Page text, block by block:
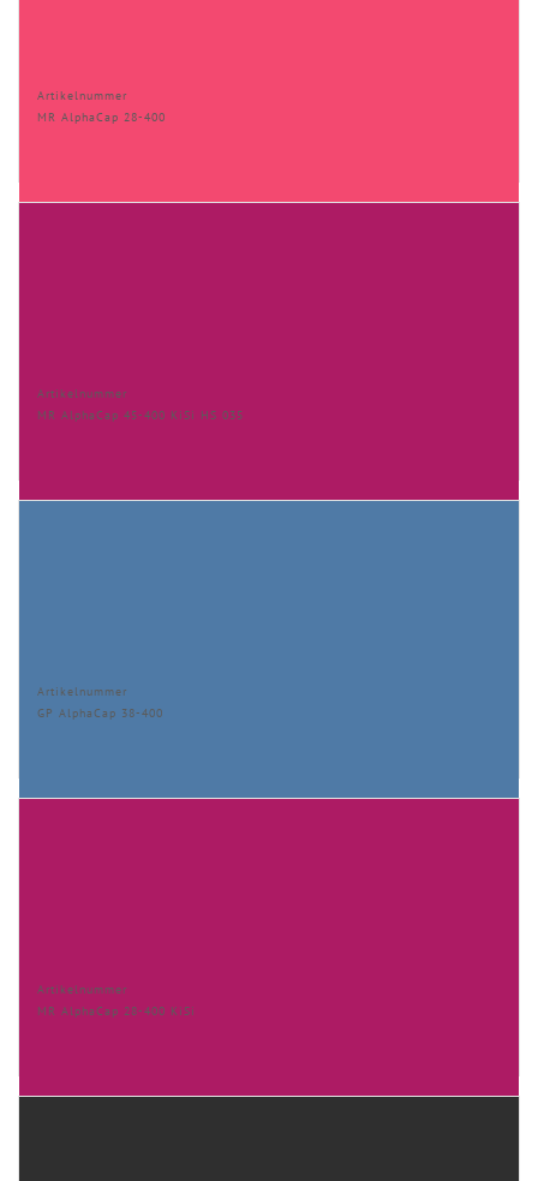
Artikelnummer
MR AlphaCap 28-400
Artikelnummer
MR AlphaCap 45-400 KiSi HS 035
Artikelnummer
GP AlphaCap 38-400
Artikelnummer
MR AlphaCap 28-400 KiSi